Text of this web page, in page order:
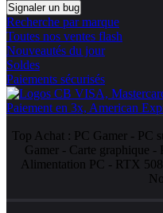
Signaler un bug
Recherche par marque
Toutes nos ventes flash
Nouveautés du jour
Soldes
Paiements sécurisés
Top Achat : PC Gamer- PC
Gamer - Carte graphique -
Alimentation PC - RTX